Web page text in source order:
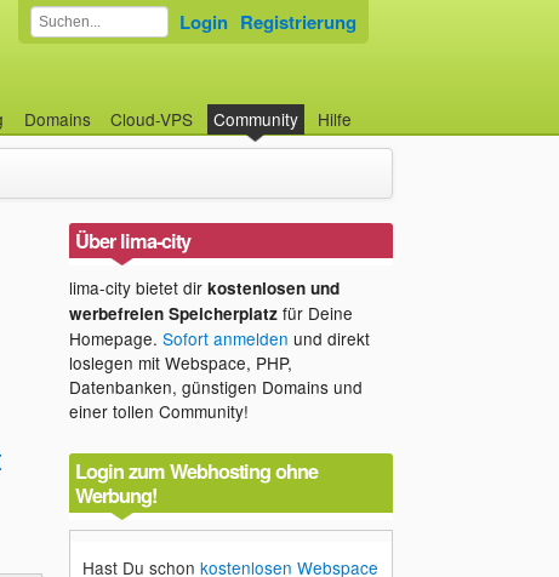
Domains Cloud-VPS Community Hilfe
Login Registrierung
Über lima-city
lima-city bietet dir kostenlosen und
werbefreien Speicherplatzfür Deine
Homepage. Sofort anmelden und direkt
loslegen mit Webspace, PHP,
Datenbanken, günstigen Domains und
einer tollen Community!
Login zum Webhosting ohne
Werbung!
Hast Du schon kostenlosen Webspace